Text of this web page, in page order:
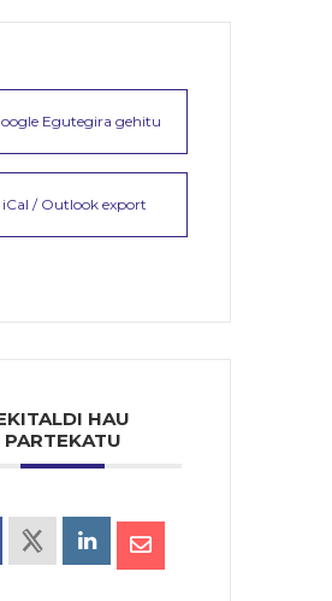
Egutegira gehitu
iCal / Outlook export
HAU
PARTEKATU